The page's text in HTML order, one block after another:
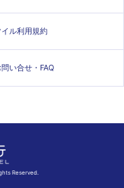
イル利用規約
問い合せ・FAQ
Reserved.